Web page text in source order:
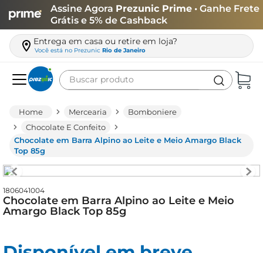
Assine Agora Prezunic Prime • Ganhe Frete
Grátis e 5% de Cashback
Entrega em casa ou retire em loja?
Você está no Prezunic Rio de Janeiro
Buscar produto
Mercearia
Bomboniere
Chocolate E Confeito
Chocolate em Barra Alpino ao Leite e Meio Amargo Black
Top 85g
1806041004
Chocolate em Barra Alpino ao Leite e Meio
Amargo Black Top 85g
leite
azeite